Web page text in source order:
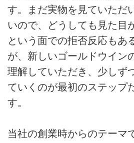
す。まだ実物を見ていただ
いので、どうしても見た目
という面での拒否反応もあ
が、新しいゴールドウイン
理解していただき、少しず
ていくのが最初のステップ
す。
当社の創業時からのテーマ